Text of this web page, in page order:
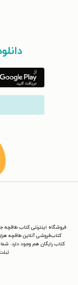
فروشگاه اینترنتی کتاب طاقچه
کتاب‌فروشی آنلاین طاقچه
کتاب رایگان هم وجود دارد. شما